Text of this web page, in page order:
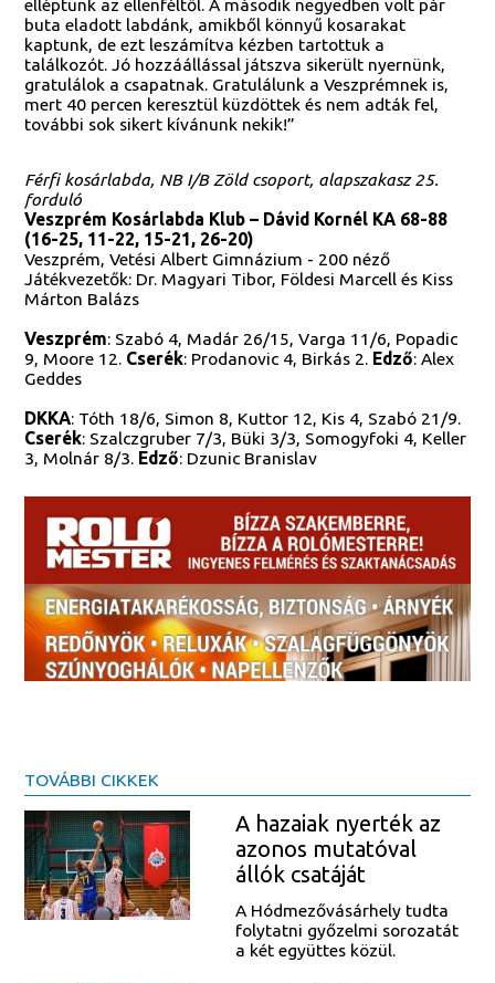
elléptünk az ellenféltől. A második negyedben volt pár
buta eladott labdánk, amikből könnyű kosarakat
kaptunk, de ezt leszámítva kézben tartottuk a
találkozót. Jó hozzáállással játszva sikerült nyernünk,
gratulálok a csapatnak. Gratulálunk a Veszprémnek is,
mert 40 percen keresztül küzdöttek és nem adták fel,
további sok sikert kívánunk nekik!”
Férfi kosárlabda, NB I/B Zöld csoport, alapszakasz 25.
forduló
Veszprém Kosárlabda Klub – Dávid Kornél KA 68-88
(16-25, 11-22, 15-21, 26-20)
Veszprém, Vetési Albert Gimnázium - 200 néző
Játékvezetők: Dr. Magyari Tibor, Földesi Marcell és Kiss
Márton Balázs
Veszprém: Szabó 4, Madár 26/15, Varga 11/6, Popadic
9, Moore 12. Cserék: Prodanovic 4, Birkás 2. Edző: Alex
Geddes
DKKA: Tóth 18/6, Simon 8, Kuttor 12, Kis 4, Szabó 21/9.
Cserék: Szalczgruber 7/3, Büki 3/3, Somogyfoki 4, Keller
3, Molnár 8/3. Edző: Dzunic Branislav
TOVÁBBI CIKKEK
A hazaiak nyerték az
azonos mutatóval
állók csatáját
A Hódmezővásárhely tudta
folytatni győzelmi sorozatát
a két együttes közül.